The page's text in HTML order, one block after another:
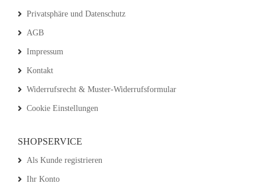
Privatsphäre und Datenschutz
AGB
Impressum
Kontakt
Widerrufsrecht & Muster-Widerrufsformular
Cookie Einstellungen
SHOPSERVICE
Als Kunde registrieren
Ihr Konto